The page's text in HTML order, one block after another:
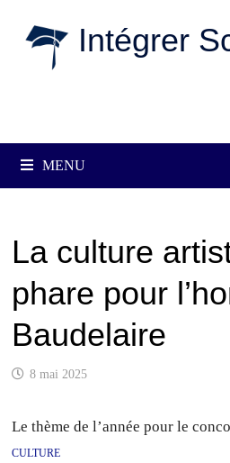
Intégrer
MENU
La culture
phare pour
Baudelaire
8 mai 2025
Le thème de l’année pour le
culture